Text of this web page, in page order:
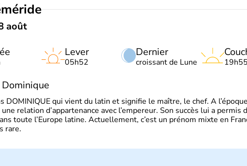
août
Dernier
croissant de Lune
Lever
05h52 19h55
DOMINIQUE qui vient du latin et signifie le maître, le chef. A
relation d’appartenance avec l’empereur. Son succès lui a permis
toute l’Europe latine. Actuellement, c’est un prénom mixte en
rare.